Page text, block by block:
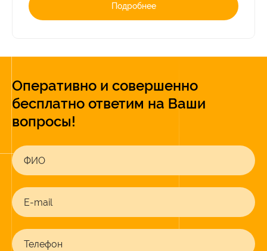
Подробнее
Оперативно и совершенно
бесплатно ответим на Ваши
вопросы!
ФИО
E-mail
Телефон